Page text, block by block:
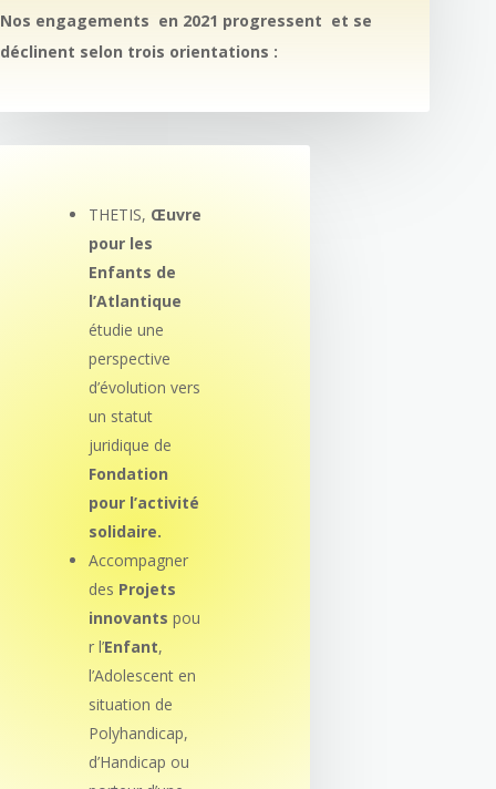
Nos engagements en 2021 progressent et se
déclinent selon trois orientations :
THETIS, Œuvre
pour les
Enfants de
l’Atlantique
étudie une
perspective
d’évolution vers
un statut
juridique de
Fondation
pour l’activité
solidaire.
Accompagner
des Projets
innovants pou
r l’Enfant,
l’Adolescent en
situation de
Polyhandicap,
d’Handicap ou